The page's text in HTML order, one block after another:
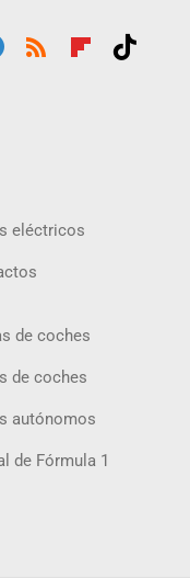
eléctricos
de coches
de coches
autónomos
de Fórmula 1